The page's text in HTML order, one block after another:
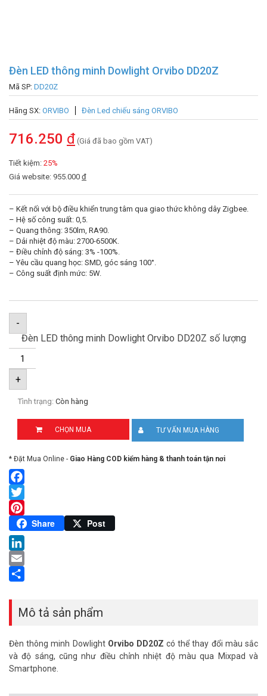
Đèn LED thông minh Dowlight Orvibo DD20Z
Mã SP: DD20Z
Hãng SX: ORVIBO Đèn Led chiếu sáng ORVIBO
716.250 đ (Giá đã bao gồm VAT)
Tiết kiệm: 25%
Giá website: 955.000 đ
– Kết nối với bộ điều khiển trung tâm qua giao thức không dây Zigbee.
– Hệ số công suất: 0,5.
– Quang thông: 350lm, RA90.
– Dải nhiệt độ màu: 2700-6500K.
– Điều chỉnh độ sáng: 3% -100%.
– Yêu cầu quang học: SMD, góc sáng 100°.
– Công suất định mức: 5W.
-
Đèn LED thông minh Dowlight Orvibo DD20Z số lượng
+
Tình trạng: Còn hàng
CHỌN MUA TƯ VẤN MUA HÀNG
* Đặt Mua Online - Giao Hàng COD kiểm hàng & thanh toán tận nơi
Facebook
Twitter
Pinterest
Share Post
LinkedIn
Email
Mô tả sản phẩm
Đèn thông minh Dowlight Orvibo DD20Z có thể thay đổi màu sắc
và độ sáng, cũng như điều chỉnh nhiệt độ màu qua Mixpad và
Smartphone.